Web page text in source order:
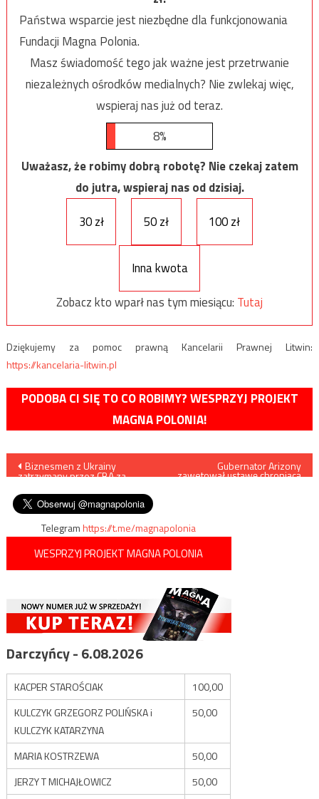
Państwa wsparcie jest niezbędne dla funkcjonowania
Fundacji Magna Polonia.
Masz świadomość tego jak ważne jest przetrwanie
niezależnych ośrodków medialnych? Nie zwlekaj więc,
wspieraj nas już od teraz.
8%
Uważasz, że robimy dobrą robotę? Nie czekaj zatem
do jutra, wspieraj nas od dzisiaj.
30 zł
50 zł 100 zł
Inna kwota
Zobacz kto wparł nas tym miesiącu: Tutaj
Dziękujemy za pomoc prawną Kancelarii Prawnej Litwin:
https://kancelaria-litwin.pl
PODOBA CI SIĘ TO CO ROBIMY? WESPRZYJ PROJEKT
MAGNA POLONIA!
Nawigacja
wpisu
Biznesmen z Ukrainy
zatrzymany przez CBA za
Gubernator Arizony
zawetował ustawę chroniącą
Telegramhttps://t.me/magnapolonia
WESPRZYJ PROJEKT MAGNA POLONIA
Darczyńcy - 6.08.2026
KACPER STAROŚCIAK
100,00
KULCZYK GRZEGORZ POLIŃSKA i
KULCZYK KATARZYNA
50,00
MARIA KOSTRZEWA
50,00
JERZY T MICHAJŁOWICZ
50,00